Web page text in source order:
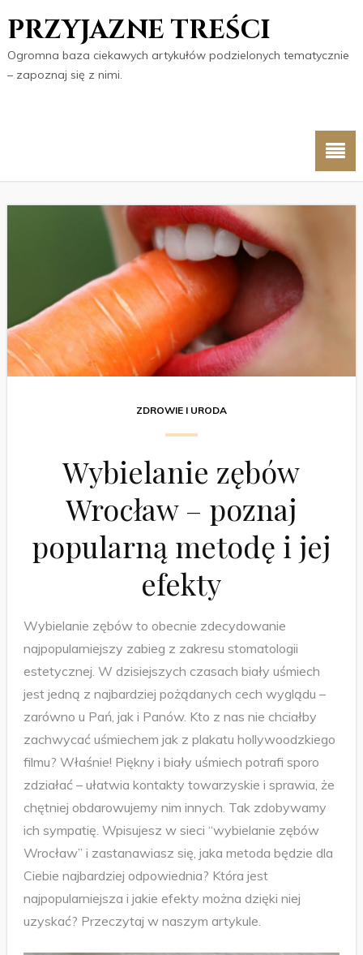
PRZYJAZNE TREŚCI
Ogromna baza ciekawych artykułów podzielonych tematycznie
– zapoznaj się z nimi.
ZDROWIE I URODA
Wybielanie zębów
Wrocław – poznaj
popularną metodę i jej
efekty
Wybielanie zębów to obecnie zdecydowanie
najpopularniejszy zabieg z zakresu stomatologii
estetycznej. W dzisiejszych czasach biały uśmiech
jest jedną z najbardziej pożądanych cech wyglądu –
zarówno u Pań, jak i Panów. Kto z nas nie chciałby
zachwycać uśmiechem jak z plakatu hollywoodzkiego
filmu? Właśnie! Piękny i biały uśmiech potrafi sporo
zdziałać – ułatwia kontakty towarzyskie i sprawia, że
chętniej obdarowujemy nim innych. Tak zdobywamy
ich sympatię. Wpisujesz w sieci “wybielanie zębów
Wrocław” i zastanawiasz się, jaka metoda będzie dla
Ciebie najbardziej odpowiednia? Która jest
najpopularniejsza i jakie efekty można dzięki niej
uzyskać? Przeczytaj w naszym artykule.